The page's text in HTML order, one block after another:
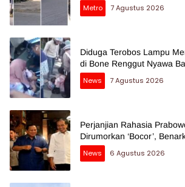
Metro
7 Agustus 2026
Diduga Terobos Lampu
di Bone Renggut Nyawa
News
7 Agustus 2026
Perjanjian Rahasia
Dirumorkan ‘Bocor’,
News
6 Agustus 2026